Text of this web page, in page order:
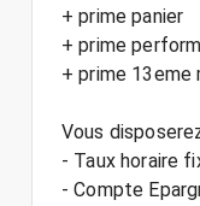
+ prime panier
+ prime
+ prime 13eme
Vous
- Taux horaire
- Compte